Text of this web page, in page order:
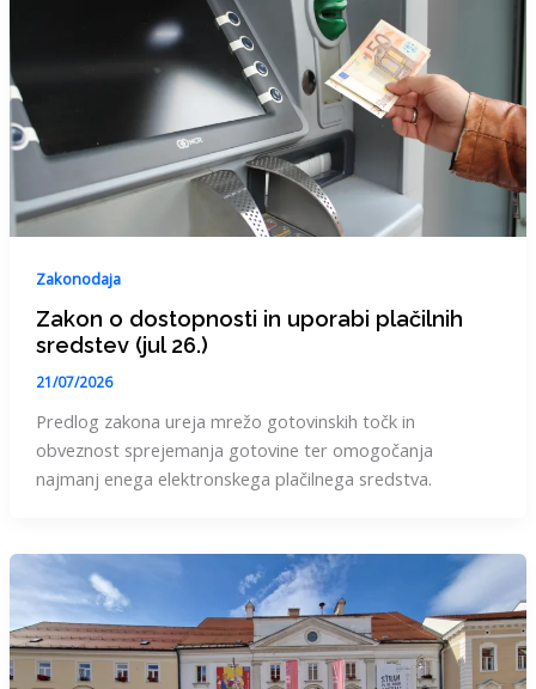
Zakonodaja
Zakon o dostopnosti in uporabi plačilnih
sredstev (jul 26.)
21/07/2026
Predlog zakona ureja mrežo gotovinskih točk in
obveznost sprejemanja gotovine ter omogočanja
najmanj enega elektronskega plačilnega sredstva.